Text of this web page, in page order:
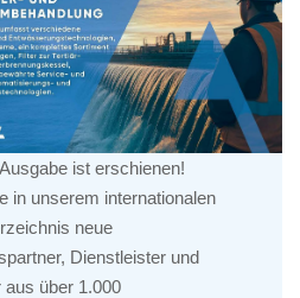
ist erschienen!
in unserem internationalen
neue
Dienstleister und
aus über 1.000